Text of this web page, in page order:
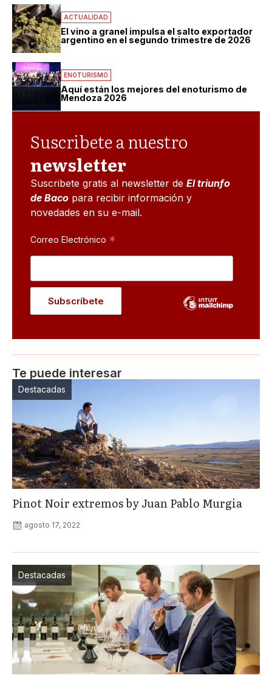
ACTUALIDAD
El vino a granel impulsa el salto exportador
argentino en el segundo trimestre de 2026
ENOTURISMO
Aquí están los mejores del enoturismo de
Mendoza 2026
Suscribete a nuestro
newsletter
Suscribete gratis al newsletter de El triunfo
de Baco para recibir información y
novedades en su e-mail.
Correo Electrónico *
Te puede interesar
Destacadas
Pinot Noir extremos by Juan Pablo Murgia
agosto 17, 2022
Destacadas